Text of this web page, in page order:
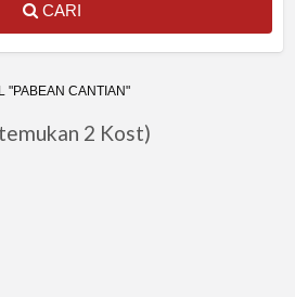
CARI
"PABEAN CANTIAN"
2 Kost)